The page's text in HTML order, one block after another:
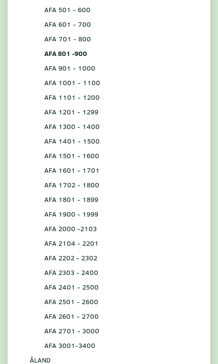
AFA 501 - 600
AFA 601 - 700
AFA 701 - 800
AFA 801 -900
AFA 901 - 1000
AFA 1001 - 1100
AFA 1101 - 1200
AFA 1201 - 1299
AFA 1300 - 1400
AFA 1401 - 1500
AFA 1501 - 1600
AFA 1601 - 1701
AFA 1702 - 1800
AFA 1801 - 1899
AFA 1900 - 1999
AFA 2000 -2103
AFA 2104 - 2201
AFA 2202 - 2302
AFA 2303 - 2400
AFA 2401 - 2500
AFA 2501 - 2600
AFA 2601 - 2700
AFA 2701 - 3000
AFA 3001-3400
ÅLAND